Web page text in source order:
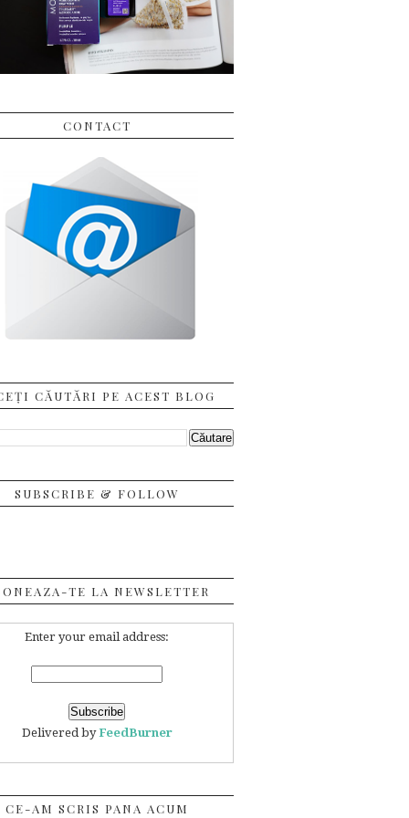
CONTACT
CĂUTĂRI PE ACEST BLOG
SUBSCRIBE & FOLLOW
TE LA NEWSLETTER
Enter your email address:
Delivered byFeedBurner
CE-AM SCRIS PANA ACUM